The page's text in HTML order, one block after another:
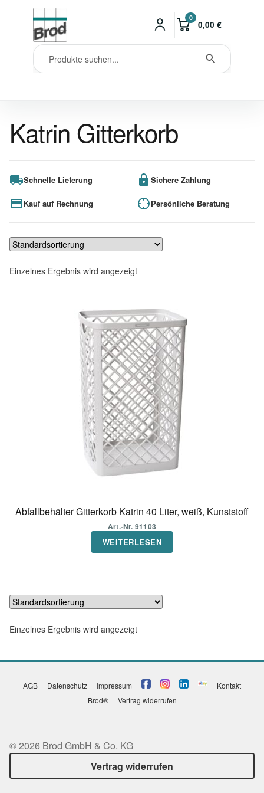
0
0,00 €
Katrin Gitterkorb
Schnelle Lieferung Sichere Zahlung
Kauf auf Rechnung Persönliche Beratung
Einzelnes Ergebnis wird angezeigt
Abfallbehälter Gitterkorb Katrin 40 Liter, weiß, Kunststoff
Art.-Nr. 91103
WEITERLESEN
Einzelnes Ergebnis wird angezeigt
AGB Datenschutz Impressum
Kontakt
Brod®
Vertrag widerrufen
© 2026 Brod GmbH & Co. KG
Vertrag widerrufen